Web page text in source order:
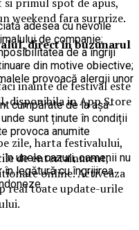
adesea cu nevoile
de companie;
de a îngriji
din motive obiective;
provoacă alergii unor
cumpărate de la așa-
sunt ținute în condiții
provoca anumite
unele cazuri, oamenii nu
legătură cu îngrijirea
weekend fara surprize.
direct in buzunarul
inainte de festival este
disponibila in App Store
zile, harta festivalului,
de entertainment,
online. Activeaza
real toate update-urile